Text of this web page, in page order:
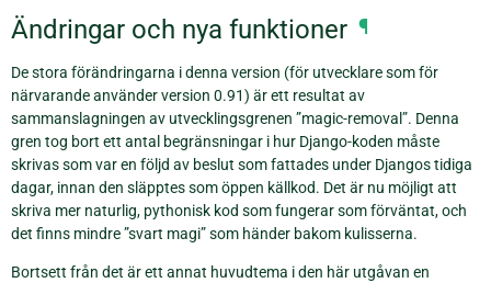
Ändringar och nya funktioner ¶
De stora förändringarna i denna version (för utvecklare som för
närvarande använder version 0.91) är ett resultat av
sammanslagningen av utvecklingsgrenen ”magic-removal”. Denna
gren tog bort ett antal begränsningar i hur Django-koden måste
skrivas som var en följd av beslut som fattades under Djangos tidiga
dagar, innan den släpptes som öppen källkod. Det är nu möjligt att
skriva mer naturlig, pythonisk kod som fungerar som förväntat, och
det finns mindre ”svart magi” som händer bakom kulisserna.
Bortsett från det är ett annat huvudtema i den här utgåvan en